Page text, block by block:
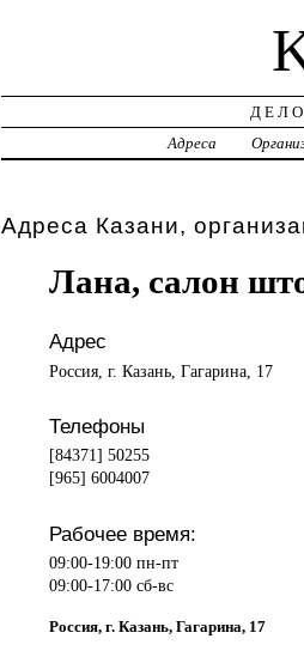
Адреса
Адреса Казани,
Лана, салон
Адрес
Россия, г. Казань, Гагарина, 17
Телефоны
[84371] 50255
[965] 6004007
Рабочее время:
09:00-19:00 пн-пт
09:00-17:00 сб-вс
Россия, г. Казань, Гагарина, 17